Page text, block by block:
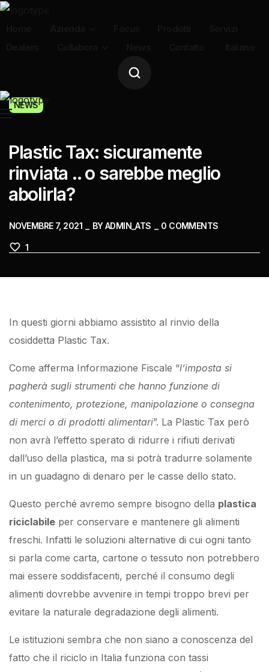
Servizi
Collabora
Contatto
Italiano
NEWS
Plastic Tax: sicuramente
rinviata .. o sarebbe meglio
abolirla?
NOVEMBRE 7, 2021 BYADMIN_ATS 0 COMMENTS
1
In questi giorni abbiamo assistito al rinvio della
cosiddetta Plastic Tax.
Come afferma Informazione Fiscale “l’imposta si
pagherà sugli strumenti che hanno funzione di
contenimento, protezione, manipolazione o consegna
di merci o di prodotti alimentari”. La Plastic Tax però
non avrà l’effetto sperato di ridurre i rifiuti derivati
dall’uso della plastica, ma si potrà tradurre solamente
in un guadagno di denaro per le casse dello stato.
Questo perché avremo sempre bisogno della plastica
riciclabile per conservare e mantenere gli alimenti
freschi. Infatti le soluzioni alternative di cui ogni tanto
si parla come carta, cartone o tessuto non potrebbero
mai essere soddisfacenti, perché il consumo degli
alimenti dovrebbe avvenire in tempi troppo brevi per
evitare la naturale degradazione degli alimenti.
Le istituzioni sembra che non siano a conoscenza del
fatto che il riciclo in Italia funziona con tassi